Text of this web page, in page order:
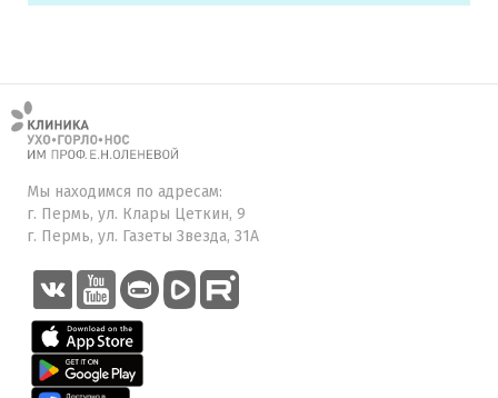
Мы находимся по адресам:
г. Пермь, ул. Клары Цеткин, 9
г. Пермь, ул. Газеты Звезда, 31А